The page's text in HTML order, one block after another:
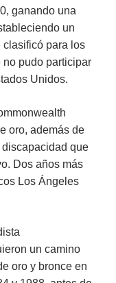
ganando una
un
clasificó para los
pudo participar
Unidos.
oro, además de
que
Dos años más
Los Ángeles
un camino
oro y bronce en